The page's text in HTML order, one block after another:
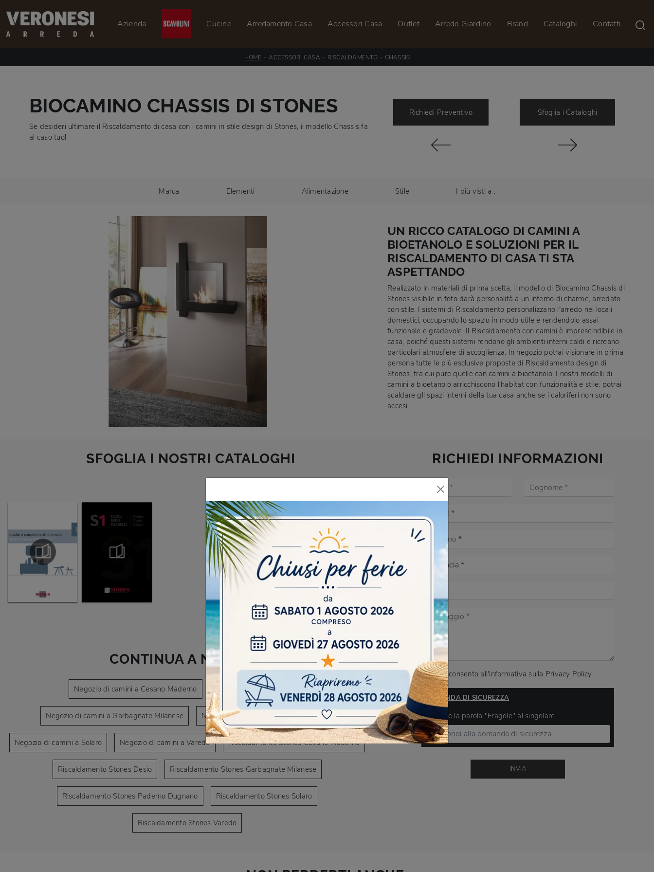
Azienda Cucine Arredamento Casa Accessori Casa Outlet Arredo Giardino Brand Cataloghi Contatti
HOME -ACCESSORI CASA - RISCALDAMENTO - CHASSIS
BIOCAMINO CHASSIS DI STONES
Se desideri ultimare il Riscaldamento di casa con i camini in stile design di Stones, il modello Chassis fa
al caso tuo!
Richiedi Preventivo Sfoglia i Cataloghi
Marca Elementi Alimentazione Stile I più visti a :
UN RICCO CATALOGO DI CAMINI A
BIOETANOLO E SOLUZIONI PER IL
RISCALDAMENTO DI CASA TI STA
ASPETTANDO
Realizzato in materiali di prima scelta, il modello di Biocamino Chassis di
Stones visibile in foto darà personalità a un interno di charme, arredato
con stile. I sistemi di Riscaldamento personalizzano l’arredo nei locali
domestici, occupando lo spazio in modo utile e rendendolo assai
funzionale e gradevole. Il Riscaldamento con camini è imprescindibile in
casa, poiché questi sistemi rendono gli ambienti interni caldi e ricreano
particolari atmosfere di accoglienza. In negozio potrai visionare in prima
persona tutte le più esclusive proposte di Riscaldamento design di
Stones, tra cui pure quelle con camini a bioetanolo. I nostri modelli di
camini a bioetanolo arricchiscono l'habitat con funzionalità e stile: potrai
scaldare gli spazi interni della tua casa anche se i caloriferi non sono
accesi.
SFOGLIA I NOSTRI CATALOGHI
CONTINUA A NAVIGARE
Negozio di camini a Cesano Maderno Negozio di camini a Desio
Negozio di camini a Garbagnate Milanese Negozio di camini a Paderno Dugnano
Negozio di camini a Solaro Negozio di camini a Varedo Riscaldamento Stones Cesano Maderno
Riscaldamento Stones Desio Riscaldamento Stones Garbagnate Milanese
Riscaldamento Stones Paderno Dugnano Riscaldamento Stones Solaro
Riscaldamento Stones Varedo
RICHIEDI INFORMAZIONI
Acconsento all'informativa sulla Privacy Policy
DOMANDA DI SICUREZZA
Scrivere la parola "Fragole" al singolare
INVIA